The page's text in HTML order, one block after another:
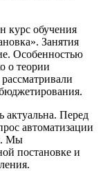
курс обучения
Занятия
Особенностью
о теории
актуальна. Перед
автоматизации
Мы
постановке и